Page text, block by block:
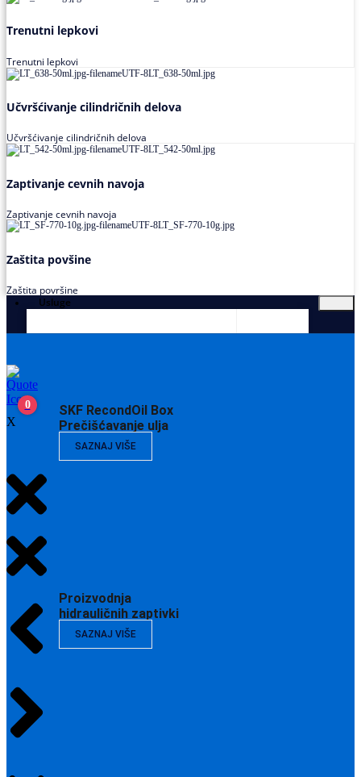
Trenutni lepkovi
Trenutni lepkovi
Učvršćivanje cilindričnih delova
Učvršćivanje cilindričnih delova
Zaptivanje cevnih navoja
Zaptivanje cevnih navoja
Zaštita povšine
Zaštita površine
Usluge
SKF RecondOil Box
Prečišćavanje ulja
SAZNAJ VIŠE
Proizvodnja
hidrauličnih zaptivki
SAZNAJ VIŠE
0
X